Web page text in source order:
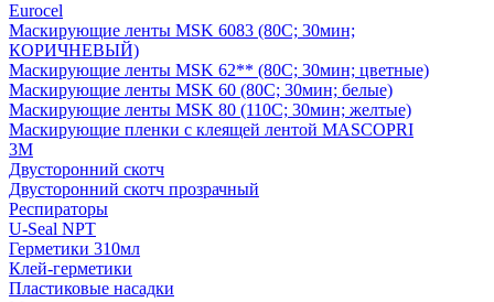
Euroсel
Маскирующие ленты MSK 6083 (80С; 30мин;
КОРИЧНЕВЫЙ)
Маскирующие ленты MSK 62** (80С; 30мин; цветные)
Маскирующие ленты MSK 60 (80С; 30мин; белые)
Маскирующие ленты MSK 80 (110С; 30мин; желтые)
Маскирующие пленки с клеящей лентой MASCOPRI
3M
Двусторонний скотч
Двусторонний скотч прозрачный
Респираторы
U-Seal NPT
Герметики 310мл
Клей-герметики
Пластиковые насадки